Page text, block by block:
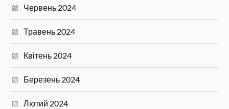
Червень 2024
Травень 2024
Квітень 2024
Березень 2024
Лютий 2024